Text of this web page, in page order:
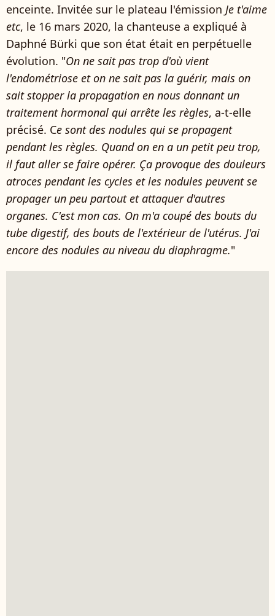
enceinte. Invitée sur le plateau l'émission Je t'aime
etc, le 16 mars 2020, la chanteuse a expliqué à
Daphné Bürki que son état était en perpétuelle
évolution. "On ne sait pas trop d'où vient
l'endométriose et on ne sait pas la guérir, mais on
sait stopper la propagation en nous donnant un
traitement hormonal qui arrête les règles, a-t-elle
précisé. Ce sont des nodules qui se propagent
pendant les règles. Quand on en a un petit peu trop,
il faut aller se faire opérer. Ça provoque des douleurs
atroces pendant les cycles et les nodules peuvent se
propager un peu partout et attaquer d'autres
organes. C'est mon cas. On m'a coupé des bouts du
tube digestif, des bouts de l'extérieur de l'utérus. J'ai
encore des nodules au niveau du diaphragme."